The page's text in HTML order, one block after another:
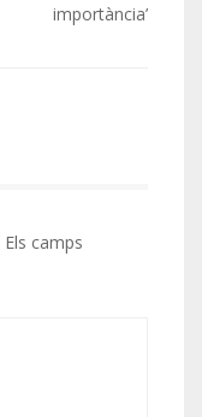
importància’
Els camps